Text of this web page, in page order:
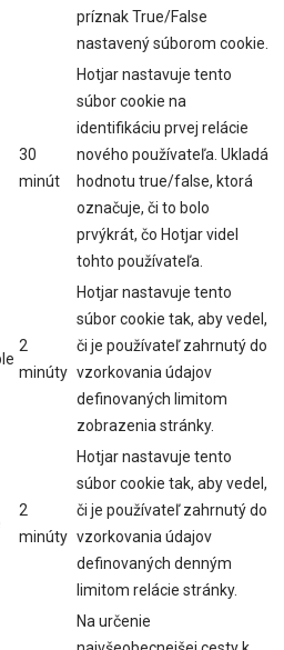
príznak True/False
nastavený súborom cookie.
30
minút
Hotjar nastavuje tento
súbor cookie na
identifikáciu prvej relácie
nového používateľa. Ukladá
hodnotu true/false, ktorá
označuje, či to bolo
prvýkrát, čo Hotjar videl
tohto používateľa.
2
minúty
Hotjar nastavuje tento
súbor cookie tak, aby vedel,
či je používateľ zahrnutý do
vzorkovania údajov
definovaných limitom
zobrazenia stránky.
2
minúty
Hotjar nastavuje tento
súbor cookie tak, aby vedel,
či je používateľ zahrnutý do
vzorkovania údajov
definovaných denným
limitom relácie stránky.
Na určenie